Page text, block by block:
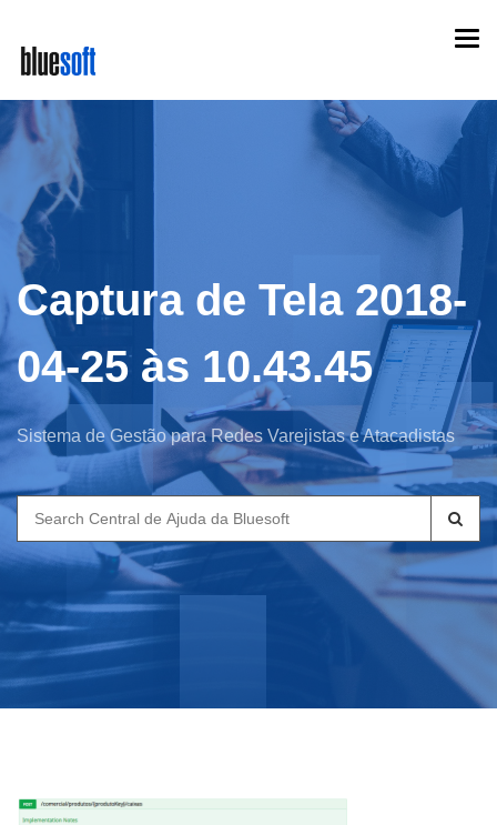
main
content
Captura de Tela 2018-
04-25 às 10.43.45
Sistema de Gestão para Redes Varejistas e Atacadistas
Search
for: